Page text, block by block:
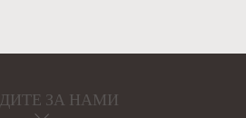
ЗА НАМИ